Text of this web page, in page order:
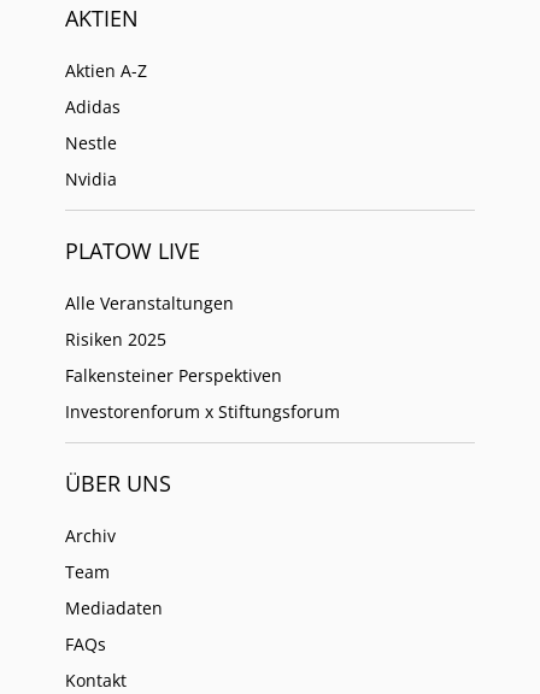
AKTIEN
Aktien A-Z
Adidas
Nestle
Nvidia
PLATOW LIVE
Alle Veranstaltungen
Risiken 2025
Falkensteiner Perspektiven
Investorenforum x Stiftungsforum
ÜBER UNS
Archiv
Team
Mediadaten
FAQs
Kontakt